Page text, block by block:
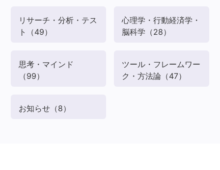
リサーチ・分析・テス
ト
（49）
心理学・行動経済学・
脳科学 （28）
思考・マインド
（99）
ツール・フレームワー
ク・方法論 （47）
お知らせ （8）